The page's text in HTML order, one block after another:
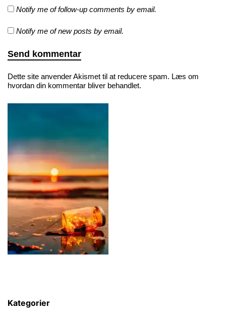
Notify me of follow-up comments by email.
Notify me of new posts by email.
Dette site anvender Akismet til at reducere spam. Læs om
hvordan din kommentar bliver behandlet.
Kategorier